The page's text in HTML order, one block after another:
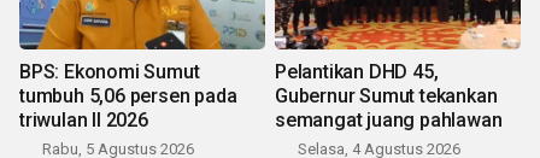
BPS: Ekonomi Sumut
tumbuh 5,06 persen pada
triwulan II 2026
Rabu, 5 Agustus 2026
Pelantikan DHD 45,
Gubernur Sumut tekankan
semangat juang pahlawan
Selasa, 4 Agustus 2026